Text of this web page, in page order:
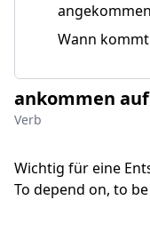
Wann
ankommen
Verb
Wichtig für eine
To depend on, to